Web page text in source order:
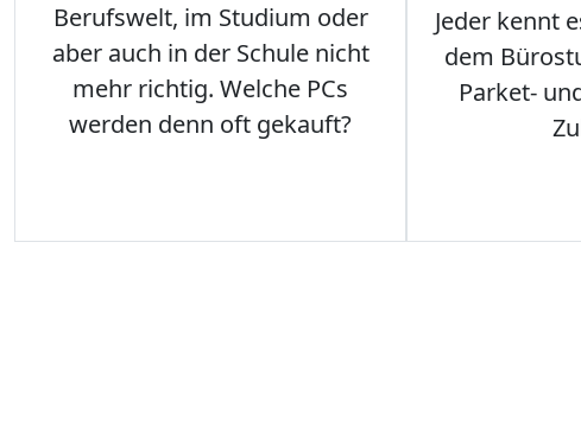
Berufswelt, im Studium oder
aber auch in der Schule nicht
mehr richtig. Welche PCs
werden denn oft gekauft?
Jeder kennt
dem
Parket-